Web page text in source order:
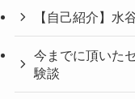
【自己紹介】水
今までに頂いた
験談